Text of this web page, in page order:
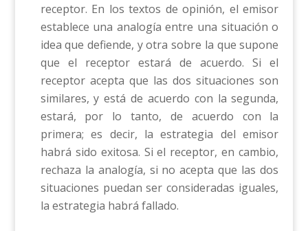
receptor. En los textos de opinión, el emisor
establece una analogía entre una situación o
idea que defiende, y otra sobre la que supone
que el receptor estará de acuerdo. Si el
receptor acepta que las dos situaciones son
similares, y está de acuerdo con la segunda,
estará, por lo tanto, de acuerdo con la
primera; es decir, la estrategia del emisor
habrá sido exitosa. Si el receptor, en cambio,
rechaza la analogía, si no acepta que las dos
situaciones puedan ser consideradas iguales,
la estrategia habrá fallado.